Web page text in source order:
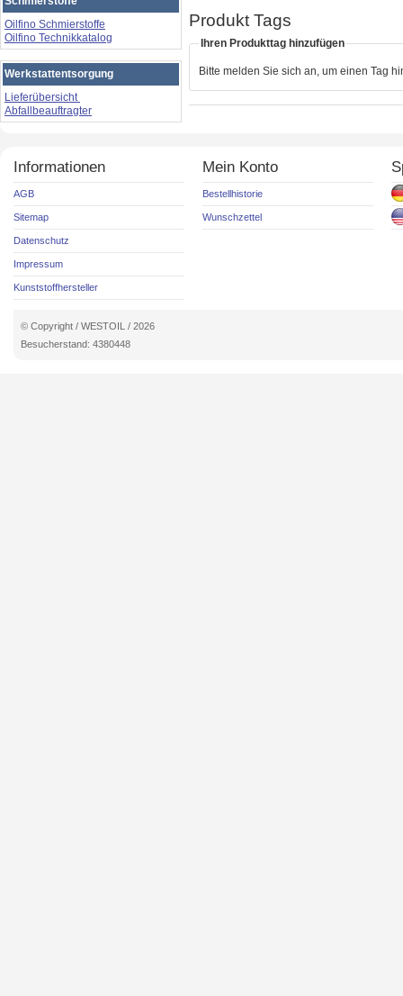
Produkt Tags
Ihren Produkttag hinzufügen
Bitte melden Sie sich an, um einen Tag
Oilfino Schmierstoffe
Oilfino Technikkatalog
Werkstattentsorgung
Lieferübersicht
Abfallbeauftragter
Informationen
AGB
Sitemap
Datenschutz
Impressum
Kunststoffhersteller
Mein Konto
Bestellhistorie
Wunschzettel
© Copyright / WESTOIL / 2026
Besucherstand: 4380448